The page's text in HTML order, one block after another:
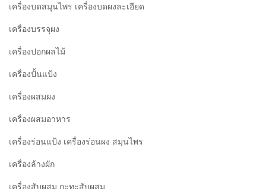
เครื่องบดสมุนไพร เครื่องบดผงละเอียด
เครื่องบรรจุผง
เครื่องปอกผลไม้
เครื่องปั้นแป้ง
เครื่องผสมผง
เครื่องผสมอาหาร
เครื่องร่อนแป้ง เครื่องร่อนผง สมุนไพร
เครื่องล้างผัก
เครื่องสับผสม กะทะสับผสม